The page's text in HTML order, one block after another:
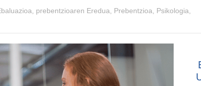
prebentzioaren Eredua, Prebentzioa, Psikologia,